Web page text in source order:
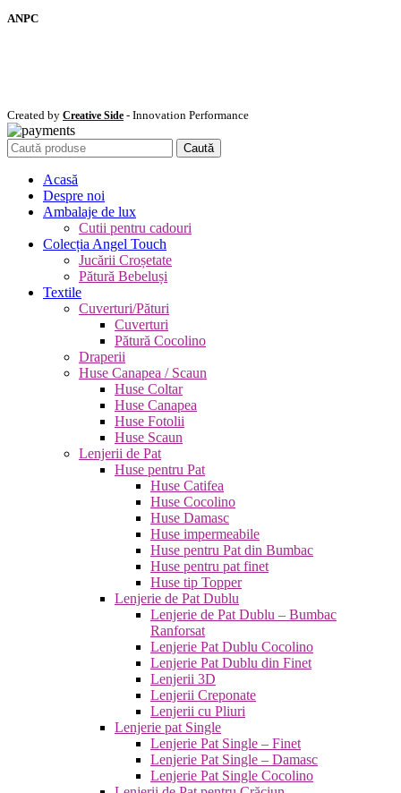
ANPC
Created by Creative Side - Innovation Performance
Caută
Acasă
Despre noi
Ambalaje de lux
Cutii pentru cadouri
Colecția Angel Touch
Jucării Croșetate
Pătură Bebeluși
Textile
Cuverturi/Pături
Cuverturi
Pătură Cocolino
Draperii
Huse Canapea / Scaun
Huse Coltar
Huse Canapea
Huse Fotolii
Huse Scaun
Lenjerii de Pat
Huse pentru Pat
Huse Catifea
Huse Cocolino
Huse Damasc
Huse impermeabile
Huse pentru Pat din Bumbac
Huse pentru pat finet
Huse tip Topper
Lenjerie de Pat Dublu
Lenjerie de Pat Dublu – Bumbac
Ranforsat
Lenjerie Pat Dublu Cocolino
Lenjerie Pat Dublu din Finet
Lenjerii 3D
Lenjerii Creponate
Lenjerii cu Pliuri
Lenjerie pat Single
Lenjerie Pat Single – Finet
Lenjerie Pat Single – Damasc
Lenjerie Pat Single Cocolino